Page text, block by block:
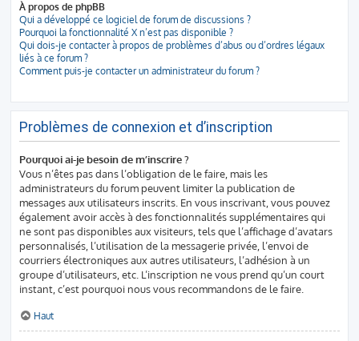
À propos de phpBB
Qui a développé ce logiciel de forum de discussions ?
Pourquoi la fonctionnalité X n’est pas disponible ?
Qui dois-je contacter à propos de problèmes d’abus ou d’ordres légaux
liés à ce forum ?
Comment puis-je contacter un administrateur du forum ?
Problèmes de connexion et d’inscription
Pourquoi ai-je besoin de m’inscrire ?
Vous n’êtes pas dans l’obligation de le faire, mais les
administrateurs du forum peuvent limiter la publication de
messages aux utilisateurs inscrits. En vous inscrivant, vous pouvez
également avoir accès à des fonctionnalités supplémentaires qui
ne sont pas disponibles aux visiteurs, tels que l’affichage d’avatars
personnalisés, l’utilisation de la messagerie privée, l’envoi de
courriers électroniques aux autres utilisateurs, l’adhésion à un
groupe d’utilisateurs, etc. L’inscription ne vous prend qu’un court
instant, c’est pourquoi nous vous recommandons de le faire.
Haut